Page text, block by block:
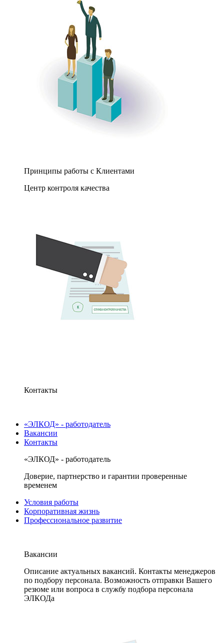
Принципы работы с Клиентами
Центр контроля качества
Контакты
«ЭЛКОД» - работодатель
Вакансии
Контакты
«ЭЛКОД» - работодатель
Доверие, партнерство и гарантии проверенные
временем
Условия работы
Корпоративная жизнь
Профессиональное развитие
Вакансии
Описание актуальных вакансий. Контакты менеджеров
по подбору персонала. Возможность отправки Вашего
резюме или вопроса в службу подбора персонала
ЭЛКОДа